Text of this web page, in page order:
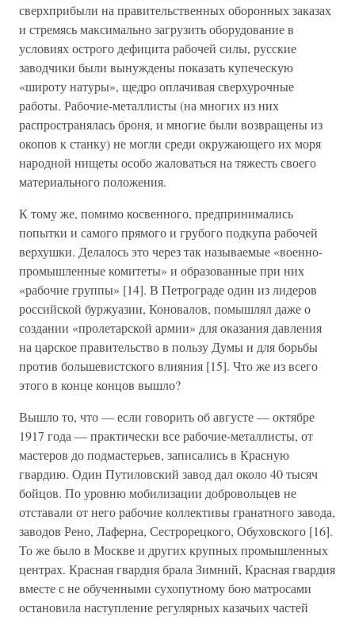
сверхприбыли на правительственных оборонных заказах
и стремясь максимально загрузить оборудование в
условиях острого дефицита рабочей силы, русские
заводчики были вынуждены показать купеческую
«широту натуры», щедро оплачивая сверхурочные
работы. Рабочие-металлисты (на многих из них
распространялась броня, и многие были возвращены из
окопов к станку) не могли среди окружающего их моря
народной нищеты особо жаловаться на тяжесть своего
материального положения.
К тому же, помимо косвенного, предпринимались
попытки и самого прямого и грубого подкупа рабочей
верхушки. Делалось это через так называемые «военно-
промышленные комитеты» и образованные при них
«рабочие группы» [14]. В Петрограде один из лидеров
российской буржуазии, Коновалов, помышлял даже о
создании «пролетарской армии» для оказания давления
на царское правительство в пользу Думы и для борьбы
против большевистского влияния [15]. Что же из всего
этого в конце концов вышло?
Вышло то, что — если говорить об августе — октябре
1917 года — практически все рабочие-металлисты, от
мастеров до подмастерьев, записались в Красную
гвардию. Один Путиловский завод дал около 40 тысяч
бойцов. По уровню мобилизации добровольцев не
отставали от него рабочие коллективы гранатного завода,
заводов Рено, Лаферна, Сестрорецкого, Обуховского [16].
То же было в Москве и других крупных промышленных
центрах. Красная гвардия брала Зимний, Красная гвардия
вместе с не обученными сухопутному бою матросами
остановила наступление регулярных казачьих частей